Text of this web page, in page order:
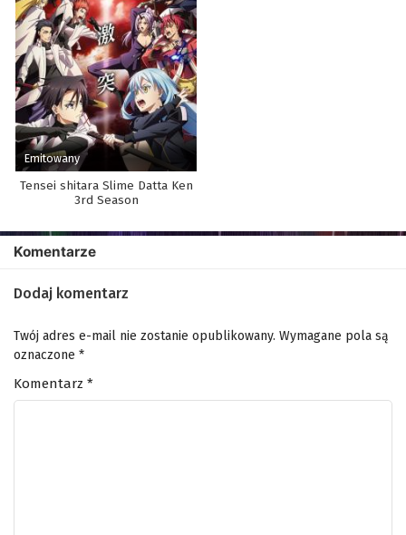
Emitowany
Tensei shitara Slime Datta Ken
3rd Season
Komentarze
Dodaj komentarz
Twój adres e-mail nie zostanie opublikowany. Wymagane pola są
oznaczone *
Komentarz *